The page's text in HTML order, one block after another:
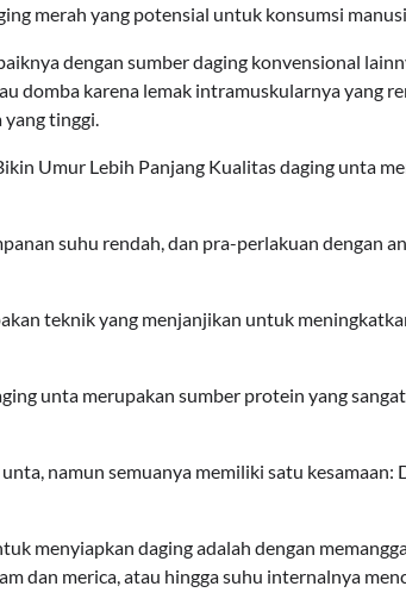
merah yang potensial untuk konsumsi
dengan sumber daging konvensional
domba karena lemak intramuskularnya yang
yang tinggi.
Umur Lebih Panjang Kualitas daging unta
suhu rendah, dan pra-perlakuan dengan
teknik yang menjanjikan untuk
unta merupakan sumber protein yang
namun semuanya memiliki satu kesamaan:
menyiapkan daging adalah dengan
dan merica, atau hingga suhu internalnya